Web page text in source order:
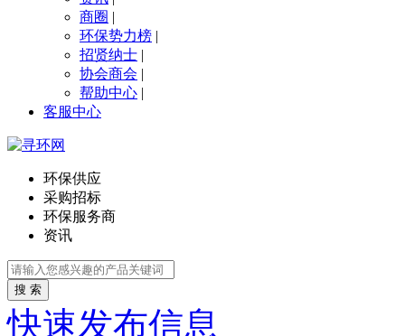
商圈 |
环保势力榜 |
招贤纳士 |
协会商会 |
帮助中心 |
客服中心
环保供应
采购招标
环保服务商
资讯
搜 索
快速发布信息